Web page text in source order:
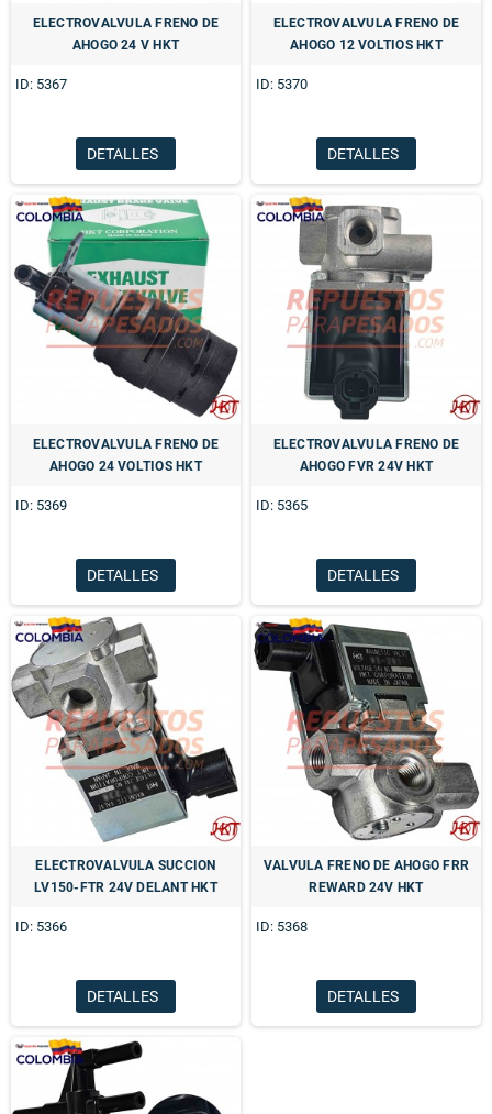
ELECTROVALVULA FRENO DE
AHOGO 24 V HKT
ID: 5367
DETALLES
ELECTROVALVULA FRENO DE
AHOGO 12 VOLTIOS HKT
ID: 5370
DETALLES
ELECTROVALVULA FRENO DE
AHOGO 24 VOLTIOS HKT
ID: 5369
DETALLES
ELECTROVALVULA FRENO DE
AHOGO FVR 24V HKT
ID: 5365
DETALLES
ELECTROVALVULA SUCCION
LV150-FTR 24V DELANT HKT
ID: 5366
DETALLES
VALVULA FRENO DE AHOGO FRR
REWARD 24V HKT
ID: 5368
DETALLES